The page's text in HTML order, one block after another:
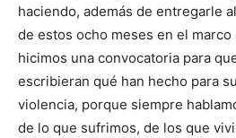
haciendo, además de entregarle
de estos ocho meses en el
hicimos una convocatoria para
escribieran qué han hecho para
violencia, porque siempre
de lo que sufrimos, de los que